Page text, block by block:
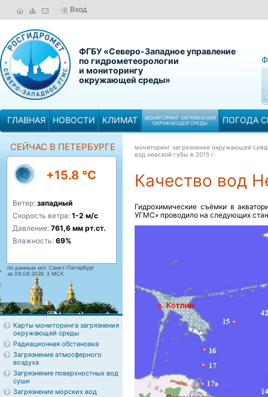
Вход
ФГБУ «Северо-Западное управление
по гидрометеорологии
и мониторингу
окружающей среды»
ГЛАВНАЯ НОВОСТИ КЛИМАТ
МОНИТОРИНГ ЗАГРЯЗНЕНИЯ
ОКРУЖАЮЩЕЙ СРЕДЫ
ПОГОДА
СЕЙЧАС В ПЕТЕРБУРГЕ
+15.8 °C
Ветер: западный
Скорость ветра: 1-2 м/с
Давление: 761,6 мм рт.ст.
Влажность: 69%
по данным м/с Санкт-Петербург
за 09.08.2026 3 МСК
Карты мониторинга загрязнения
окружающей среды
Радиационная обстановка
Загрязнение атмосферного
воздуха
Загрязнение поверхностных вод
суши
Загрязнение морских вод
мониторинг загрязнения окружающей
вод невской губы в 2015 г.
Качество вод
Гидрохимические съёмки в
УГМС» проводило на следующих